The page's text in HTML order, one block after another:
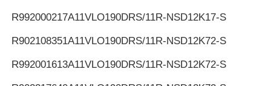
R992000217A11VLO190DRS/11R-NSD12K17-S
R902108351A11VLO190DRS/11R-NSD12K72-S
R992001613A11VLO190DRS/11R-NSD12K72-S